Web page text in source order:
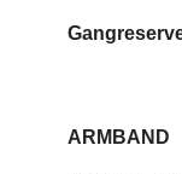
ARMBAND